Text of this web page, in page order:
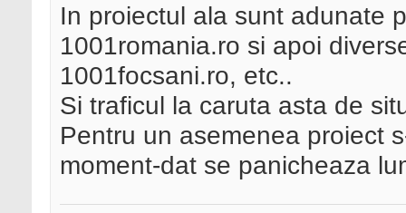
In proiectul ala sunt adunate
1001romania.ro si apoi
1001focsani.ro, etc..
Si traficul la caruta asta de
Pentru un asemenea proiect
moment-dat se panicheaza